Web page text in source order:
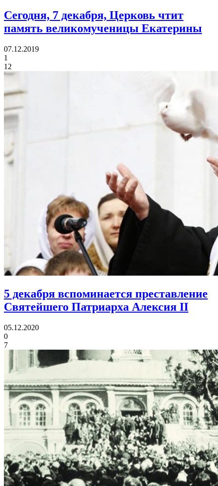
Сегодня, 7 декабря, Церковь чтит
память великомученицы Екатерины
07.12.2019
1
12
5 декабря вспоминается преставление
Святейшего Патриарха Алексия II
05.12.2020
0
7